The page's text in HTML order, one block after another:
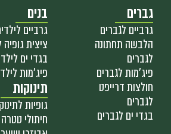
גברים
גרביים לגברים
הלבשה תחתונה
לגברים
פיג'מות לגברים
חולצות דרייפט
לגברים
בגדי ים לגברים
בנים
גרביים
ציצית גופיה
בגדי ים
פיג'מות
תינוקות
גופיות
חיתולי טטרה